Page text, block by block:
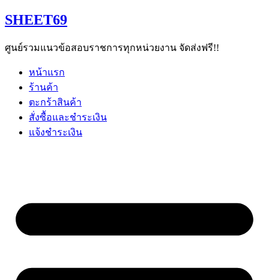
Skip
to
SHEET69
ศูนย์รวมแนวข้อสอบราชการทุกหน่วยงาน จัดส่งฟรี!!
หน้าแรก
ร้านค้า
ตะกร้าสินค้า
สั่งซื้อและชำระเงิน
แจ้งชำระเงิน